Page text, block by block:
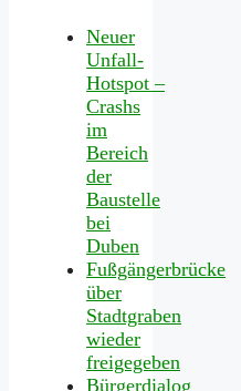
Neuer
Unfall-
Hotspot –
Crashs
im
Bereich
der
Baustelle
bei
Duben
Fußgängerbrücke
über
Stadtgraben
wieder
freigegeben
Bürgerdialog